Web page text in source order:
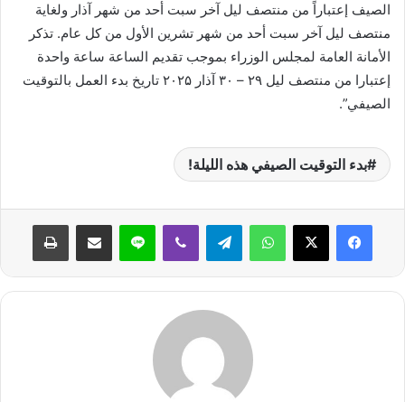
الصيف إعتباراً من منتصف ليل آخر سبت أحد من شهر آذار ولغاية
منتصف ليل آخر سبت أحد من شهر تشرين الأول من كل عام. تذكر
الأمانة العامة لمجلس الوزراء بموجب تقديم الساعة ساعة واحدة
إعتبارا من منتصف ليل ۲۹ – ۳۰ آذار ۲۰۲۵ تاريخ بدء العمل بالتوقيت
الصيفي”.
بدء التوقيت الصيفي هذه الليلة!
واتساب تيلقرام ڤايبر لاين مشاركة عبر البريد طباعة